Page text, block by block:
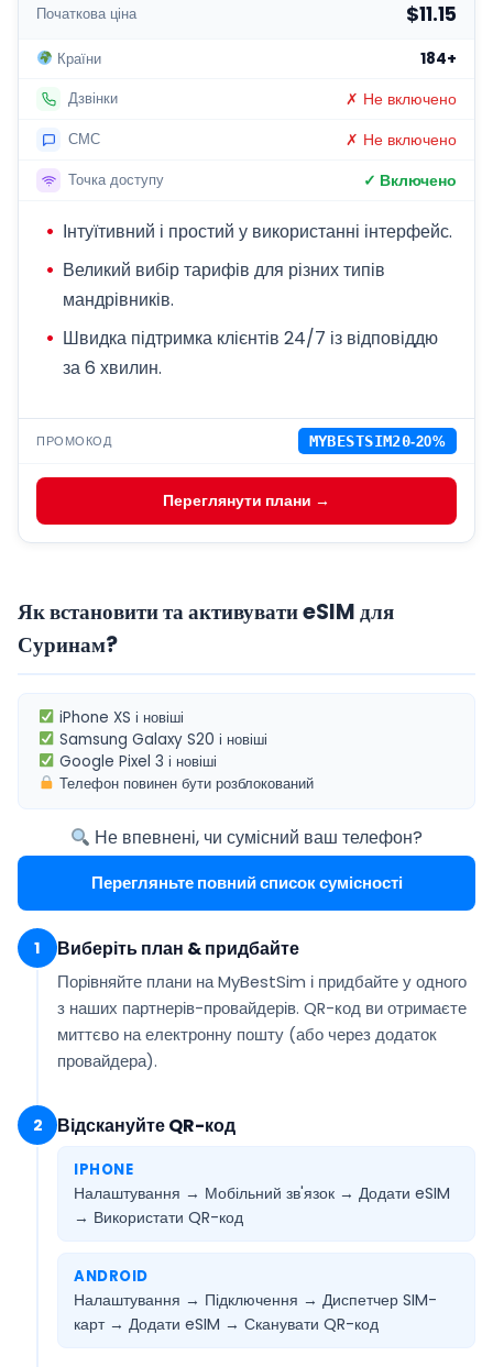
Початкова ціна $11.15
Країни 184+
Дзвінки ✗ Не включено
СМС ✗ Не включено
Точка доступу ✓ Включено
Інтуїтивний і простий у використанні інтерфейс.
Великий вибір тарифів для різних типів
мандрівників.
Швидка підтримка клієнтів 24/7 із відповіддю
за 6 хвилин.
ПРОМОКОД MYBESTSIM20-20%
Переглянути плани →
Як встановити та активувати eSIM для
Суринам?
iPhone XS і новіші
Samsung Galaxy S20 і новіші
Google Pixel 3 і новіші
Телефон повинен бутирозблокований
Не впевнені, чи сумісний ваш телефон?
Перегляньте повний список сумісності
1 Виберіть план & придбайте
Порівняйте плани на MyBestSim і придбайте у одного
з наших партнерів-провайдерів. QR-код ви отримаєте
миттєво на електронну пошту (або через додаток
провайдера).
2 Відскануйте QR-код
IPHONE
Налаштування → Мобільний зв'язок → Додати eSIM
→ Використати QR-код
ANDROID
Налаштування → Підключення → Диспетчер SIM-
карт → Додати eSIM → Сканувати QR-код